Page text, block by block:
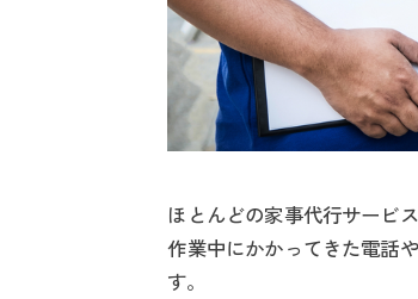
ほとんどの家事代行サービ
作業中にかかってきた電話
す。